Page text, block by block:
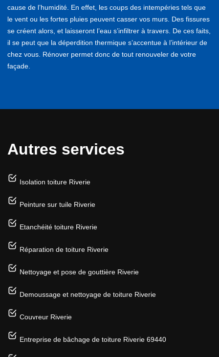
cause de l’humidité. En effet, les coups des intempéries tels que
le vent ou les fortes pluies peuvent casser vos murs. Des fissures
se créent alors, et laisseront l’eau s’infiltrer à travers. De ces faits,
il se peut que la déperdition thermique s’accentue à l’intérieur de
chez vous. Rénover permet donc de tout renouveler de votre
façade.
Autres services
Isolation toiture Riverie
Peinture sur tuile Riverie
Etanchéité toiture Riverie
Réparation de toiture Riverie
Nettoyage et pose de gouttière Riverie
Demoussage et nettoyage de toiture Riverie
Couvreur Riverie
Entreprise de bâchage de toiture Riverie 69440